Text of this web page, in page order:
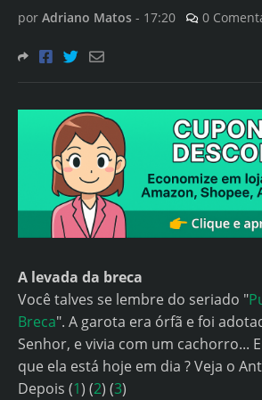
por Adriano Matos - 17:20 0
A levada da breca
Você talves se lembre do seriado "
Breca". A garota era órfã e foi
Senhor, e vivia com um cachorro...
que ela está hoje em dia ? Veja o
Depois (1) (2) (3)